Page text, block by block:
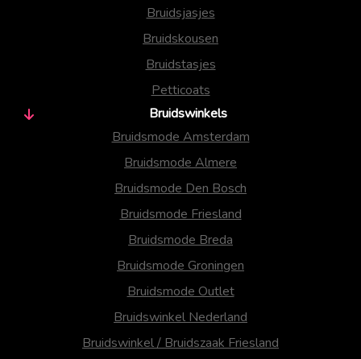
Bruidsjasjes
Bruidskousen
Bruidstasjes
Petticoats
Bruidswinkels
Bruidsmode Amsterdam
Bruidsmode Almere
Bruidsmode Den Bosch
Bruidsmode Friesland
Bruidsmode Breda
Bruidsmode Groningen
Bruidsmode Outlet
Bruidswinkel Nederland
Bruidswinkel / Bruidszaak Friesland